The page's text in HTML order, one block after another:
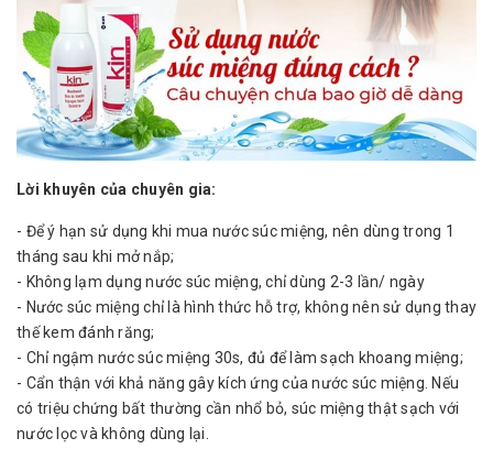
Lời khuyên của chuyên gia:
- Để ý hạn sử dụng khi mua nước súc miệng, nên dùng trong 1
tháng sau khi mở nắp;
- Không lạm dụng nước súc miệng, chỉ dùng 2-3 lần/ ngày
- Nước súc miệng chỉ là hình thức hỗ trợ, không nên sử dụng thay
thế kem đánh răng;
- Chỉ ngậm nước súc miệng 30s, đủ để làm sạch khoang miệng;
- Cẩn thận với khả năng gây kích ứng của nước súc miệng. Nếu
có triệu chứng bất thường cần nhổ bỏ, súc miệng thật sạch với
nước lọc và không dùng lại.